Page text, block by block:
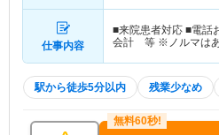
仕事内容
■来院患者対応 ■電話
会計 等 ※ノルマは
駅から徒歩5分以内 残業少なめ